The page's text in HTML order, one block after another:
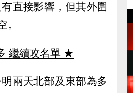
直接影響，但其外圍
。
繼續攻名單 ★
兩天北部及東部為多